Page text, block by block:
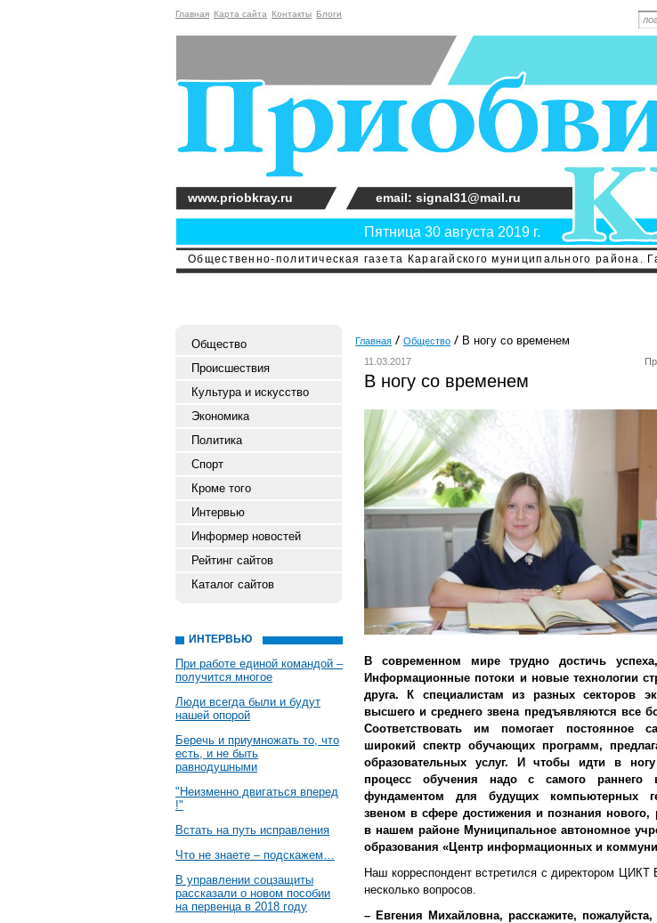
Главная Карта сайта Контакты Блоги
Общественно-политическая газета Карагайского муниципального района.
Пятница 30 августа 2019 г.
www.priobkray.ru email: signal31@mail.ru
Общество
Происшествия
Культура и искусство
Экономика
Политика
Спорт
Кроме того
Интервью
Информер новостей
Рейтинг сайтов
Каталог сайтов
ИНТЕРВЬЮ
При работе единой командой –
получится многое
Люди всегда были и будут
нашей опорой
Беречь и приумножать то, что
есть, и не быть
равнодушными
"Неизменно двигаться вперед
!"
Встать на путь исправления
Что не знаете – подскажем…
В управлении соцзащиты
рассказали о новом пособии
на первенца в 2018 году
Главная Общество В ногу со временем
11.03.2017
В ногу со временем
В современном мире трудно достичь
Информационные потоки и новые технологии
друга. К специалистам из разных секторов
высшего и среднего звена предъявляются все
Соответствовать им помогает постоянное
широкий спектр обучающих программ,
образовательных услуг. И чтобы идти в
процесс обучения надо с самого раннего
фундаментом для будущих компьютерных
звеном в сфере достижения и познания нового,
в нашем районе Муниципальное автономное
образования «Центр информационных и
Наш корреспондент встретился с директором
несколько вопросов.
– Евгения Михайловна, расскажите,